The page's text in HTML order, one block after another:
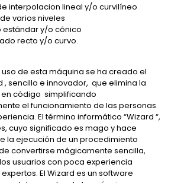
interpolacion lineal y/o curvilíneo
varios niveles
estándar y/o cónico
recto y/o curvo.
de esta máquina se ha creado el
, sencillo e innovador, que elimina la
código simplificando
el funcionamiento de las personas
El término informático “Wizard “,
cuyo significado es mago y hace
la ejecución de un procedimiento
convertirse mágicamente sencilla,
usuarios con poca experiencia
El Wizard es un software